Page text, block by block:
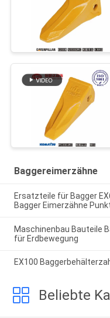
Baggereimerzähne
Ersatzteile für Bagger
Bagger Eimerzähne
Maschinenbau Bauteile
für Erdbewegung
EX100
Beliebte